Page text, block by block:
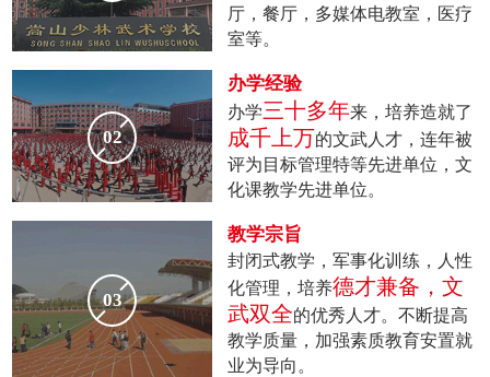
厅，餐厅，多媒体电教室，医疗
室等。
02
办学经验
办学三十多年来，培养造就了
成千上万的文武人才，连年被
评为目标管理特等先进单位，文
化课教学先进单位。
03
教学宗旨
封闭式教学，军事化训练，人性
化管理，培养德才兼备，文
武双全的优秀人才。不断提高
教学质量，加强素质教育安置就
业为导向。